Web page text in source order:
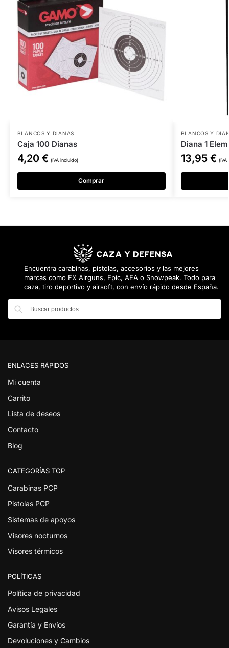
BLANCOS Y DIANAS
Caja 100 Dianas
4,20 € (IVA incluido)
Comprar
BLANCOS Y
Diana 1
13,95 € (IVA
Encuentra carabinas, pistolas, accesorios y las mejores
marcas como FX Airguns, Epic, AEA o Snowpeak. Todo para
caza, tiro deportivo y airsoft, con envío rápido desde España.
ENLACES RÁPIDOS
Mi cuenta
Carrito
Lista de deseos
Contacto
Blog
CATEGORÍAS TOP
Carabinas PCP
Pistolas PCP
Sistemas de apoyos
Visores nocturnos
Visores térmicos
POLÍTICAS
Política de privacidad
Avisos Legales
Garantía y Envíos
Devoluciones y Cambios